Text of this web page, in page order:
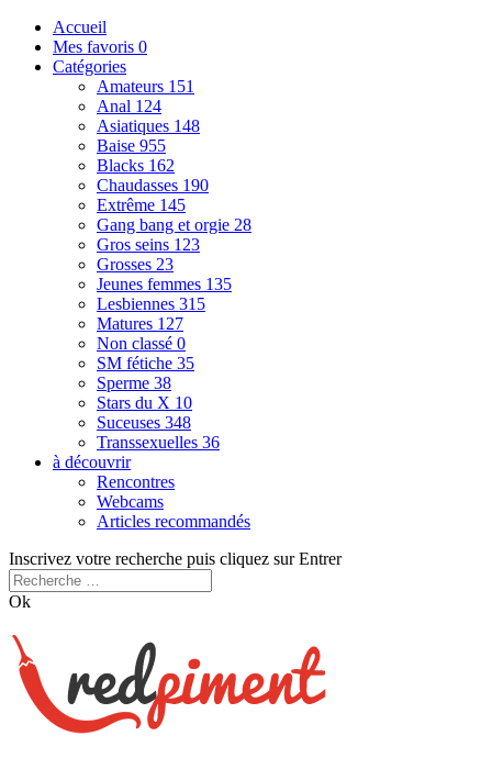
Accueil
Mes favoris 0
Catégories
Amateurs 151
Anal 124
Asiatiques 148
Baise 955
Blacks 162
Chaudasses 190
Extrême 145
Gang bang et orgie 28
Gros seins 123
Grosses 23
Jeunes femmes 135
Lesbiennes 315
Matures 127
Non classé 0
SM fétiche 35
Sperme 38
Stars du X 10
Suceuses 348
Transsexuelles 36
à découvrir
Rencontres
Webcams
Articles recommandés
Inscrivez votre recherche puis cliquez sur Entrer
Ok